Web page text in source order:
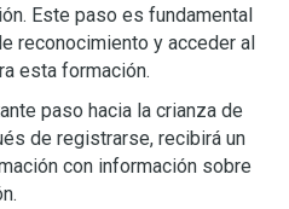
Este paso es fundamental
reconocimiento y acceder al
esta formación.
paso hacia la crianza de
de registrarse, recibirá un
con información sobre